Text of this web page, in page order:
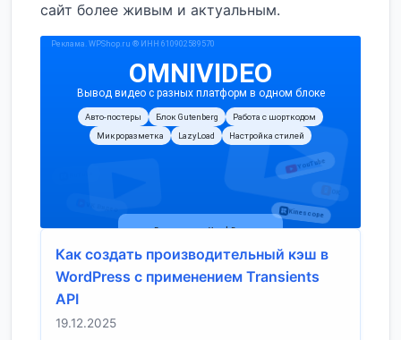
сайт более живым и актуальным.
Как создать производительный кэш в
WordPress с применением Transients
API
19.12.2025